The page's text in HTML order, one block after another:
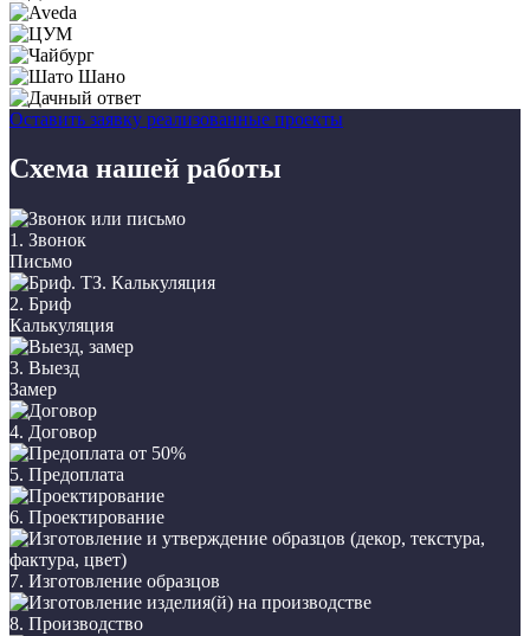
Оставить заявку реализованные проекты
Схема нашей работы
1. Звонок
Письмо
2. Бриф
Калькуляция
3. Выезд
Замер
4. Договор
5. Предоплата
6. Проектирование
7. Изготовление образцов
8. Производство